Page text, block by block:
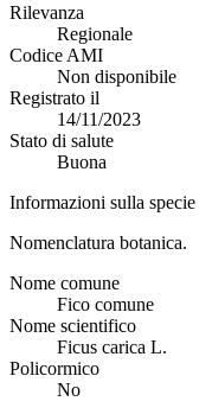
Rilevanza
Regionale
Codice AMI
Non disponibile
Registrato il
14/11/2023
Stato di salute
Buona
Informazioni sulla specie
Nomenclatura botanica.
Nome comune
Fico comune
Nome scientifico
Ficus carica L.
Policormico
No